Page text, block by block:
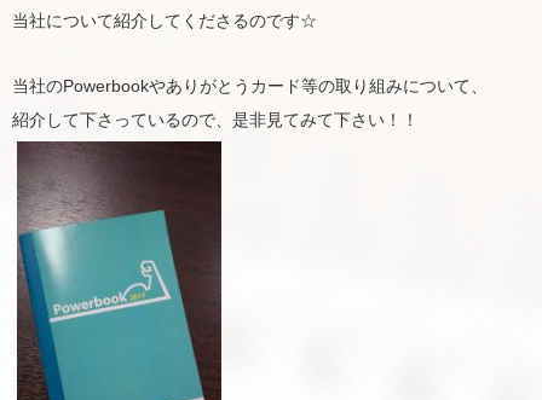
当社について紹介してくださるのです☆
当社のPowerbookやありがとうカード等の取り組みについて、
紹介して下さっているので、是非見てみて下さい！！